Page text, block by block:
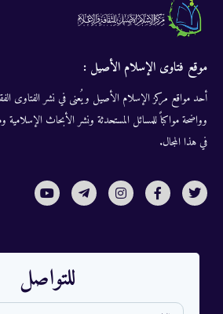
موقع فتاوى الإسلام الأصيل :
أحد مواقع مركز الإسلام الأصيل ويُعنى في نشر الفتاوى
وواضحة مواكباً للمسائل المستحدثة ونشر الأبحاث
في هذا المجال.
للتواصل